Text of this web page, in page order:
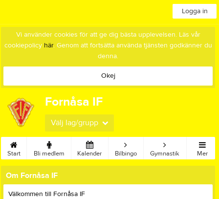
Logga in
Vi använder cookies för att ge dig bästa upplevelsen. Läs vår
cookiepolicy här. Genom att fortsätta använda tjänsten godkänner du
denna.
Okej
Fornåsa IF
Välj lag/grupp
Start Bli medlem Kalender Bilbingo Gymnastik Mer
Om Fornåsa IF
Välkommen till Fornåsa IF